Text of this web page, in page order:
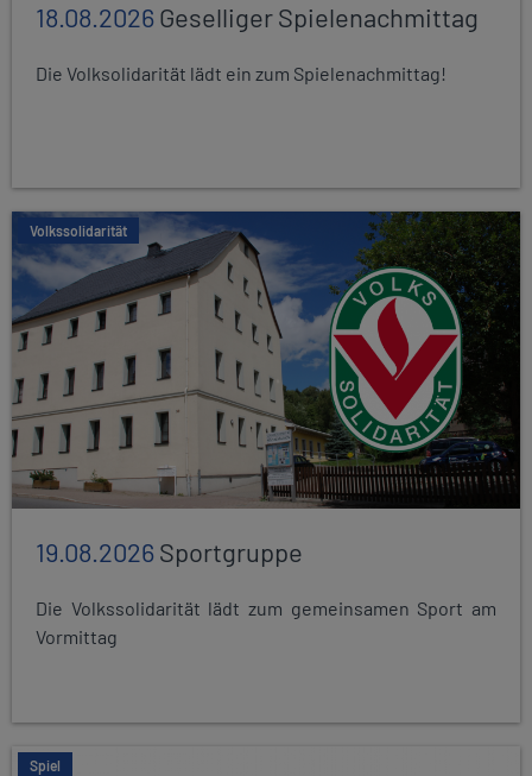
18.08.2026Geselliger Spielenachmittag
Die Volksolidarität lädt ein zum Spielenachmittag!
Volkssolidarität
19.08.2026Sportgruppe
Die Volkssolidarität lädt zum gemeinsamen Sport am
Vormittag
Spiel